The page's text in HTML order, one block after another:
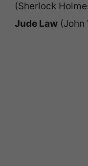
(Sherlock
Jude Law (John